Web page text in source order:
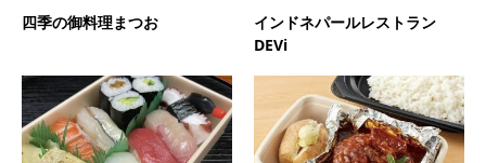
四季の御料理まつお
インドネパールレストラン
DEVi